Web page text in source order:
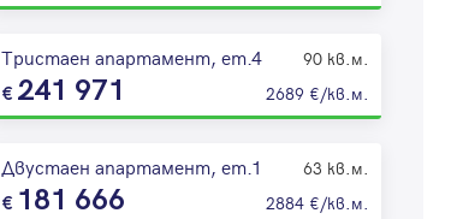
Тристаен апартамент, ет.4 90 кв.м.
241 971 2689 €/кв.м.
Двустаен апартамент, ет.1 63 кв.м.
181 666 2884 €/кв.м.